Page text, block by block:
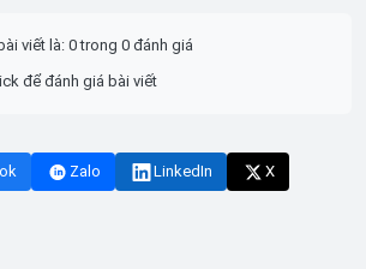
viết là: 0 trong 0 đánh giá
để đánh giá bài viết
Zalo LinkedIn X